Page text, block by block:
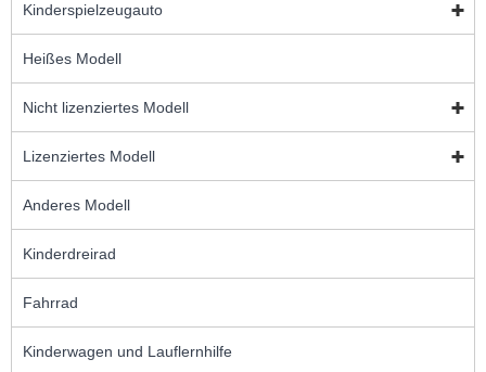
Kinderspielzeugauto
Heißes Modell
Nicht lizenziertes Modell
Lizenziertes Modell
Anderes Modell
Kinderdreirad
Fahrrad
Kinderwagen und Lauflernhilfe